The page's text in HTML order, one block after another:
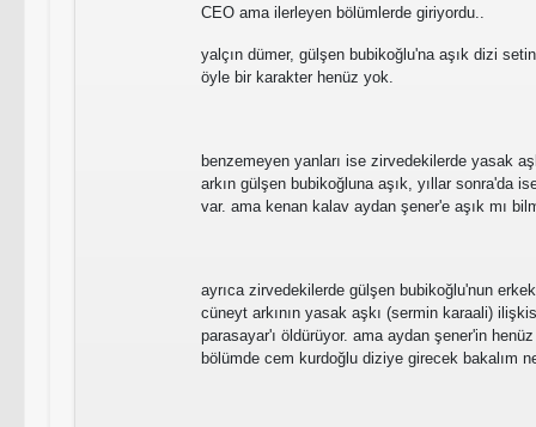
CEO ama ilerleyen bölümlerde giriyordu..
yalçın dümer, gülşen bubikoğlu'na aşık dizi
öyle bir karakter henüz yok.
benzemeyen yanları ise zirvedekilerde yasak
arkın gülşen bubikoğluna aşık, yıllar sonra'da
var. ama kenan kalav aydan şener'e aşık mı
ayrıca zirvedekilerde gülşen bubikoğlu'nun
cüneyt arkının yasak aşkı (sermin karaali)
parasayar'ı öldürüyor. ama aydan şener'in
bölümde cem kurdoğlu diziye girecek bakalım